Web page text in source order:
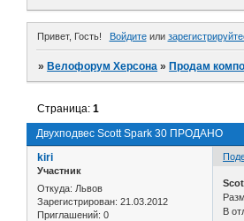
Привет, Гость! Войдитеили
» Велофорум Херсона » Продам
Двухподвес Scott Spark 30 ПРОДАНО
Страница:1
kiri
Участник
Откуда: Львов
Зарегистрирован: 21.03.2012
Приглашений: 0
В